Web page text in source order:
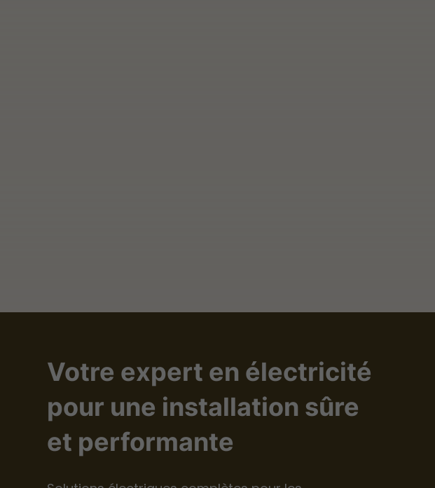
Votre expert en électricité
pour une installation sûre
et performante